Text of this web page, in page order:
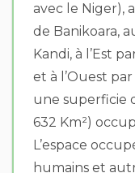
avec le Niger),
de Banikoara,
Kandi, à l’Est
et à l’Ouest
une superficie
632 Km²)
L’espace
humains et